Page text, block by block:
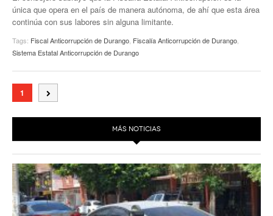
única que opera en el país de manera autónoma, de ahí que esta área
continúa con sus labores sin alguna limitante.
Tags: Fiscal Anticorrupción de Durango, Fiscalía Anticorrupción de Durango,
Sistema Estatal Anticorrupción de Durango
1
MÁS NOTICIAS